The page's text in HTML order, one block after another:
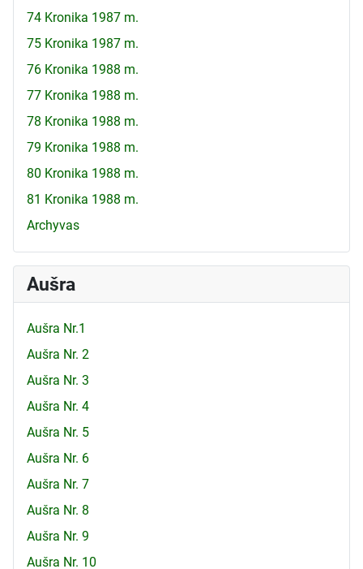
74 Kronika 1987 m.
75 Kronika 1987 m.
76 Kronika 1988 m.
77 Kronika 1988 m.
78 Kronika 1988 m.
79 Kronika 1988 m.
80 Kronika 1988 m.
81 Kronika 1988 m.
Archyvas
Aušra
Aušra Nr.1
Aušra Nr. 2
Aušra Nr. 3
Aušra Nr. 4
Aušra Nr. 5
Aušra Nr. 6
Aušra Nr. 7
Aušra Nr. 8
Aušra Nr. 9
Aušra Nr. 10